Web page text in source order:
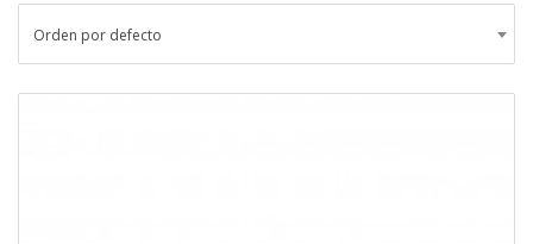
Orden por defecto